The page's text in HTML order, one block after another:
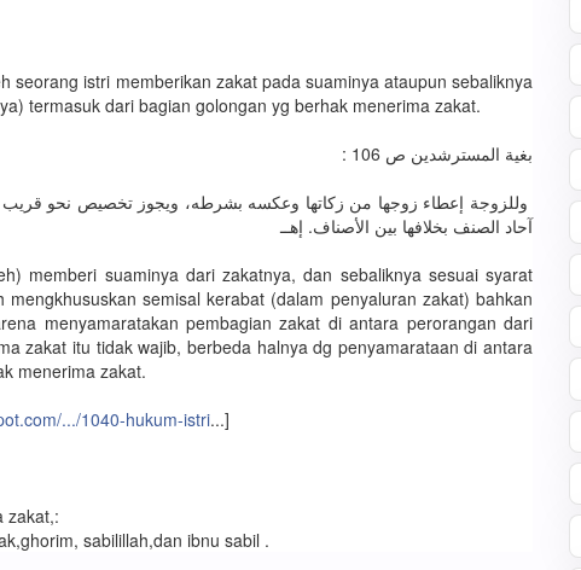
seorang istri memberikan zakat pada suaminya ataupun sebaliknya
termasuk dari bagian golongan yg berhak menerima zakat.
بغية المسترشدين ص 106 :
وللزوجة إعطاء زوجها من زكاتها وعكسه بشرطه، ويجوز تخصيص نحو قريب
آحاد الصنف بخلافها بين الأصناف. إهــ
memberi suaminya dari zakatnya, dan sebaliknya sesuai syarat
semisal kerabat (dalam penyaluran zakat) bahkan
menyamaratakan pembagian zakat di antara perorangan dari
zakat itu tidak wajib, berbeda halnya dg penyamarataan di antara
menerima zakat.
.../1040-hukum-istri...]
zakat,:
sabilillah,dan ibnu sabil .